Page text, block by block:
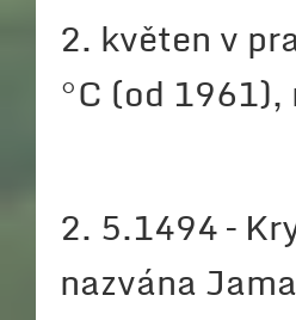
2. květen v
°C (od
2. 5.1494 –
nazvána